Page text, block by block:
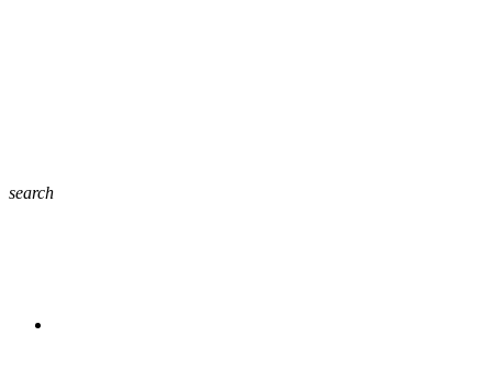
search